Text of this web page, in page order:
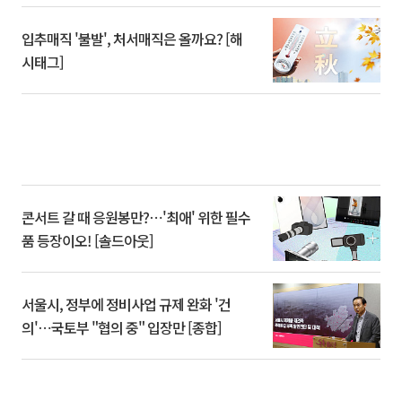
입추매직 '불발', 처서매직은 올까요? [해
시태그]
콘서트 갈 때 응원봉만?⋯'최애' 위한 필수
품 등장이오! [솔드아웃]
서울시, 정부에 정비사업 규제 완화 '건
의'⋯국토부 "협의 중" 입장만 [종합]